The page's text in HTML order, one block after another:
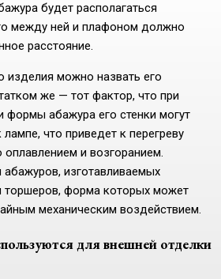
будет располагаться
между ней и плафоном должно
расстояние.
изделия можно назвать его
же — тот фактор, что при
формы абажура его стенки могут
что приведет к перегреву
оплавлением и возгоранием.
абажуров, изготавливаемых
торшеров, форма которых может
механическим воздействием.
для внешней отделки